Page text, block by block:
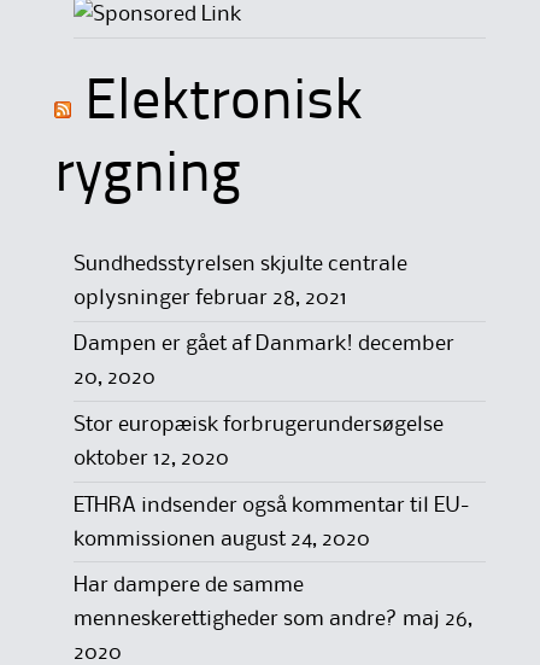
Elektronisk
rygning
Sundhedsstyrelsen skjulte centrale
oplysninger februar 28, 2021
Dampen er gået af Danmark! december
20, 2020
Stor europæisk forbrugerundersøgelse
oktober 12, 2020
ETHRA indsender også kommentar til EU-
kommissionen august 24, 2020
Har dampere de samme
menneskerettigheder som andre? maj 26,
2020